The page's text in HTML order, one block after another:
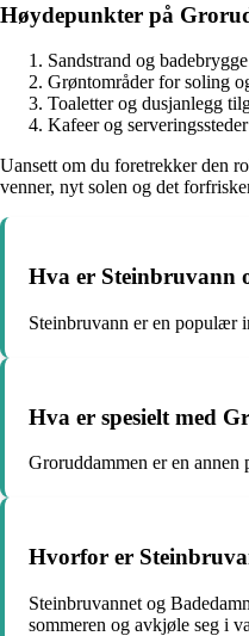
Høydepunkter på
Sandstrand og badebrygge
Grøntområder for soling
Toaletter og dusjanlegg
Kafeer og
Uansett om du foretrekker den
venner, nyt solen og det
Hva er Steinbruvann
Steinbruvann er en populær
Hva er spesielt med
Groruddammen er en
Hvorfor er
Steinbruvannet og
sommeren og avkjøle seg i